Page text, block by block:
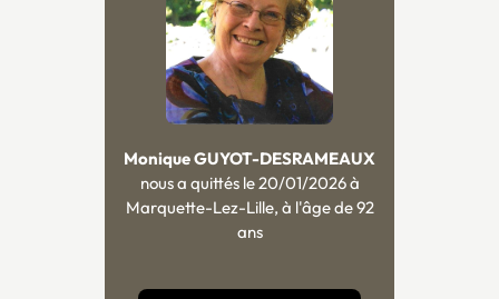
Monique GUYOT-DESRAMEAUX
nous a quittés le 20/01/2026 à
Marquette-Lez-Lille, à l'âge de 92
ans